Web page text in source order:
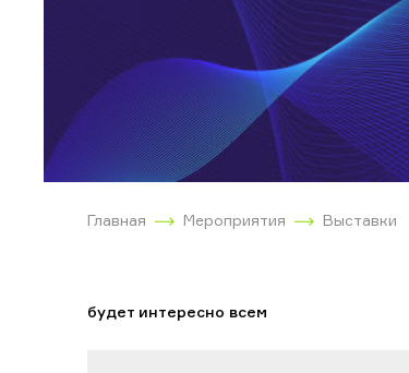
Главная Мероприятия Выставки
будет интересно всем